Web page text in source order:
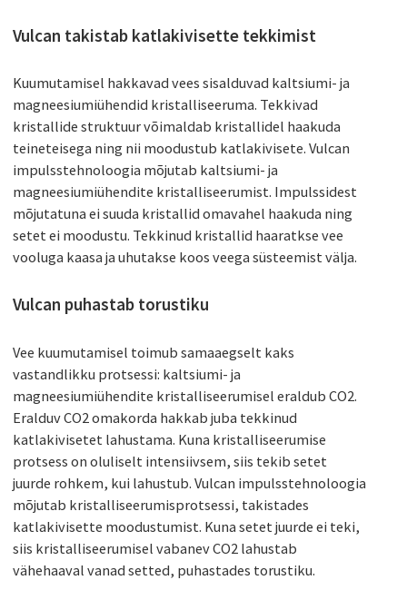
Vulcan takistab katlakivisette tekkimist
Kuumutamisel hakkavad vees sisalduvad kaltsiumi- ja
magneesiumiühendid kristalliseeruma. Tekkivad
kristallide struktuur võimaldab kristallidel haakuda
teineteisega ning nii moodustub katlakivisete. Vulcan
impulsstehnoloogia mõjutab kaltsiumi- ja
magneesiumiühendite kristalliseerumist. Impulssidest
mõjutatuna ei suuda kristallid omavahel haakuda ning
setet ei moodustu. Tekkinud kristallid haaratkse vee
vooluga kaasa ja uhutakse koos veega süsteemist välja.
Vulcan puhastab torustiku
Vee kuumutamisel toimub samaaegselt kaks
vastandlikku protsessi: kaltsiumi- ja
magneesiumiühendite kristalliseerumisel eraldub CO2.
Eralduv CO2 omakorda hakkab juba tekkinud
katlakivisetet lahustama. Kuna kristalliseerumise
protsess on oluliselt intensiivsem, siis tekib setet
juurde rohkem, kui lahustub. Vulcan impulsstehnoloogia
mõjutab kristalliseerumisprotsessi, takistades
katlakivisette moodustumist. Kuna setet juurde ei teki,
siis kristalliseerumisel vabanev CO2 lahustab
vähehaaval vanad setted, puhastades torustiku.